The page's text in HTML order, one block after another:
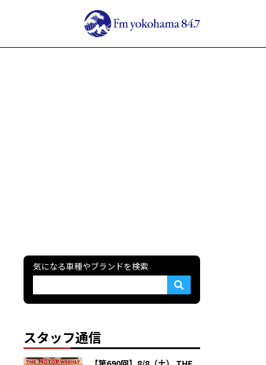
気になる車種やブランドを検索
スタッフ通信